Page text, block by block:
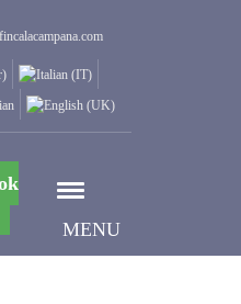
MENU